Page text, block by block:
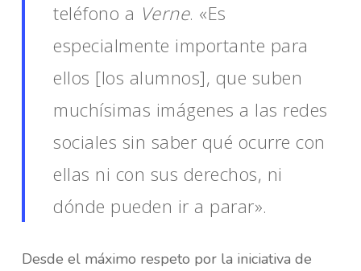
teléfono a Verne. «Es
especialmente importante para
ellos [los alumnos], que suben
muchísimas imágenes a las redes
sociales sin saber qué ocurre con
ellas ni con sus derechos, ni
dónde pueden ir a parar».
Desde el máximo respeto por la iniciativa de